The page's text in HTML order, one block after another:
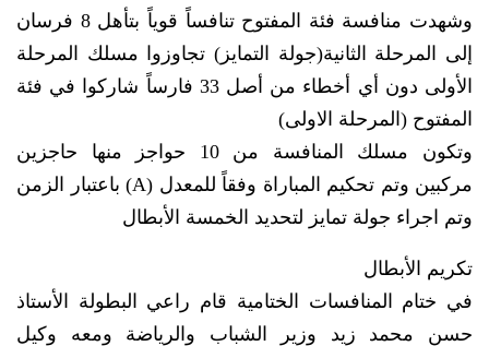
وشهدت منافسة فئة المفتوح تنافساً قوياً بتأهل 8 فرسان
إلى المرحلة الثانية(جولة التمايز) تجاوزوا مسلك المرحلة
الأولى دون أي أخطاء من أصل 33 فارساً شاركوا في فئة
المفتوح (المرحلة الاولى)
وتكون مسلك المنافسة من 10 حواجز منها حاجزين
مركبين وتم تحكيم المباراة وفقاً للمعدل (A) باعتبار الزمن
وتم اجراء جولة تمايز لتحديد الخمسة الأبطال
تكريم الأبطال
في ختام المنافسات الختامية قام راعي البطولة الأستاذ
حسن محمد زيد وزير الشباب والرياضة ومعه وكيل